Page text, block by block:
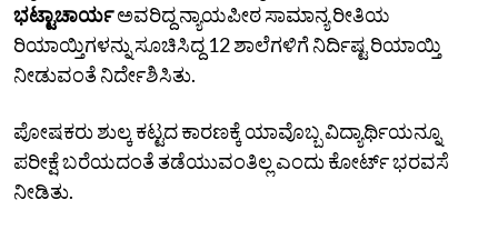
ಭಟ್ಟಾಚಾರ್ಯಅವರಿದ್ದ ನ್ಯಾಯಪೀಠ ಸಾಮಾನ್ಯ ರೀತಿಯ
ರಿಯಾಯ್ತಿಗಳನ್ನು ಸೂಚಿಸಿದ್ದ 12 ಶಾಲೆಗಳಿಗೆ ನಿರ್ದಿಷ್ಟ ರಿಯಾಯ್ತಿ
ನೀಡುವಂತೆ ನಿರ್ದೇಶಿಸಿತು.
ಪೋಷಕರು ಶುಲ್ಕ ಕಟ್ಟದ ಕಾರಣಕ್ಕೆ ಯಾವೊಬ್ಬ ವಿದ್ಯಾರ್ಥಿಯನ್ನೂ
ಪರೀಕ್ಷೆ ಬರೆಯದಂತೆ ತಡೆಯುವಂತಿಲ್ಲ ಎಂದು ಕೋರ್ಟ್ ಭರವಸೆ
ನೀಡಿತು.